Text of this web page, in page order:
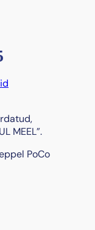
MEEL”.
PoCo